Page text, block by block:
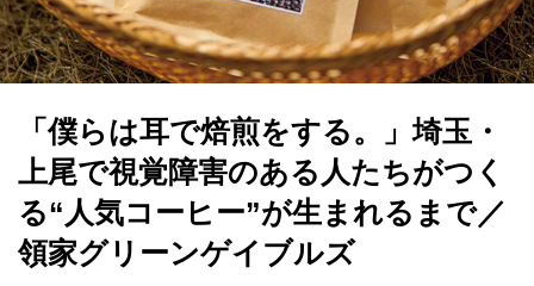
「僕らは耳で焙煎をする。」埼玉・
上尾で視覚障害のある人たちがつく
る“人気コーヒー”が生まれるまで／
領家グリーンゲイブルズ